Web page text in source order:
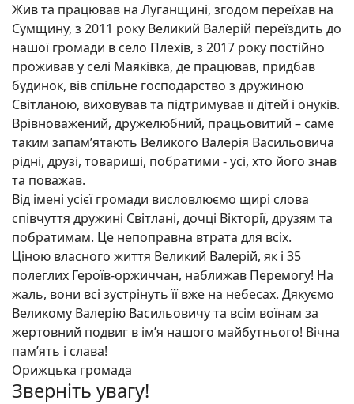
Жив та працював на Луганщині, згодом переїхав на
Сумщину, з 2011 року Великий Валерій переїздить до
нашої громади в село Плехів, з 2017 року постійно
проживав у селі Маяківка, де працював, придбав
будинок, вів спільне господарство з дружиною
Світланою, виховував та підтримував її дітей і онуків.
Врівноважений, дружелюбний, працьовитий – саме
таким запам’ятають Великого Валерія Васильовича
рідні, друзі, товариші, побратими - усі, хто його знав
та поважав.
Від імені усієї громади висловлюємо щирі слова
співчуття дружині Світлані, дочці Вікторії, друзям та
побратимам. Це непоправна втрата для всіх.
Ціною власного життя Великий Валерій, як і 35
полеглих Героїв-оржиччан, наближав Перемогу! На
жаль, вони всі зустрінуть її вже на небесах. Дякуємо
Великому Валерію Васильовичу та всім воїнам за
жертовний подвиг в ім’я нашого майбутнього! Вічна
пам’ять і слава!
Орижцька громада
Зверніть увагу!